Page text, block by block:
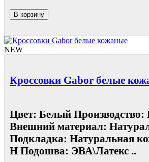
В корзину
NEW
Кроссовки Gabor белые
Цвет: Белый Производство:
Внешний материал:
Подкладка: Натуральная
Н Подошва: ЭВА\Латекс ..